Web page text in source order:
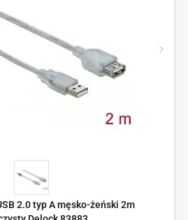
2.0 typ A męsko-żeński 2m